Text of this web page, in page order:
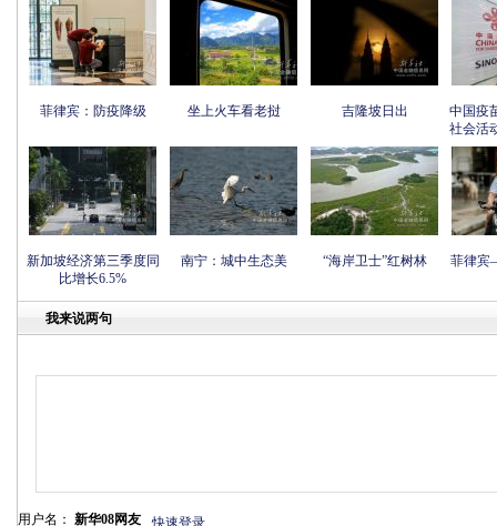
菲律宾：防疫降级 坐上火车看老挝 吉隆坡日出
中国疫
社会活
新加坡经济第三季度同
比增长6.5%
南宁：城中生态美 “海岸卫士”红树林 菲律宾
我来说两句
用户名： 新华08网友 快速登录